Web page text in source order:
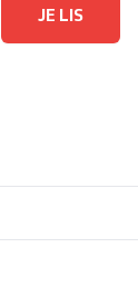
JE LIS